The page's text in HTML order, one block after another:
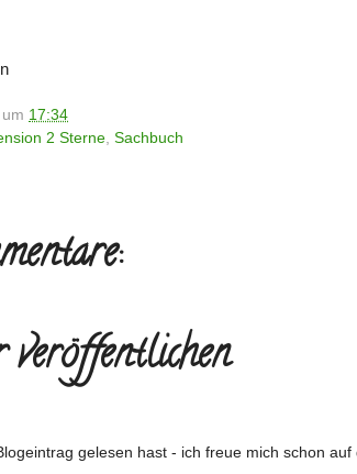
um 17:34
2 Sterne, Sachbuch
gelesen hast - ich freue mich schon